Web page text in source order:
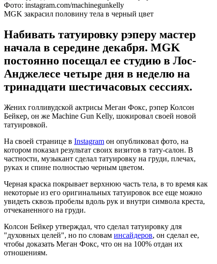
Фото: instagram.com/machinegunkelly
MGK закрасил половину тела в черный цвет
Набивать татуировку рэперу мастер
начала в середине декабря. MGK
постоянно посещал ее студию в Лос-
Анджелесе четыре дня в неделю на
тринадцати шестичасовых сессиях.
Жених голливудской актрисы Меган Фокс, рэпер Колсон
Бейкер, он же Machine Gun Kelly, шокировал своей новой
татуировкой.
На своей странице в Instagram он опубликовал фото, на
котором показал результат своих визитов в тату-салон. В
частности, музыкант сделал татуировку на груди, плечах,
руках и спине полностью черным цветом.
Черная краска покрывает верхнюю часть тела, в то время как
некоторые из его оригинальных татуировок все еще можно
увидеть сквозь пробелы вдоль рук и внутри символа креста,
отчеканенного на груди.
Колсон Бейкер утверждал, что сделал татуировку для
"духовных целей", но по словам инсайдеров, он сделал ее,
чтобы доказать Меган Фокс, что он на 100% отдан их
отношениям.